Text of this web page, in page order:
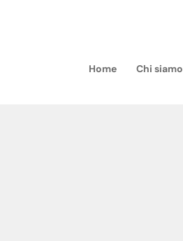
Home Chi siamo